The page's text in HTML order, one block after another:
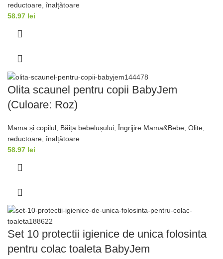
reductoare, înalțǎtoare
58.97 lei
Olita scaunel pentru copii BabyJem
(Culoare: Roz)
Mama și copilul Băița bebelușului Îngrijire Mama&Bebe Olite,
reductoare, înalțǎtoare
58.97 lei
Set 10 protectii igienice de unica folosinta
pentru colac toaleta BabyJem